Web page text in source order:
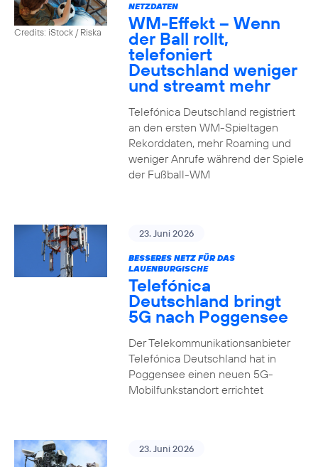
Credits: iStock / Riska
NETZDATEN
WM-Effekt – Wenn
der Ball rollt,
telefoniert
Deutschland weniger
und streamt mehr
Telefónica Deutschland registriert
an den ersten WM-Spieltagen
Rekorddaten, mehr Roaming und
weniger Anrufe während der Spiele
der Fußball-WM
23. Juni 2026
BESSERES NETZ FÜR DAS
LAUENBURGISCHE
Telefónica
Deutschland bringt
5G nach Poggensee
Der Telekommunikationsanbieter
Telefónica Deutschland hat in
Poggensee einen neuen 5G-
Mobilfunkstandort errichtet
23. Juni 2026